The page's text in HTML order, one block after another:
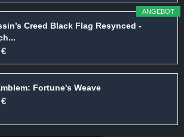
ANGEBOT
Creed Black Flag Resynced -
Fortune's Weave